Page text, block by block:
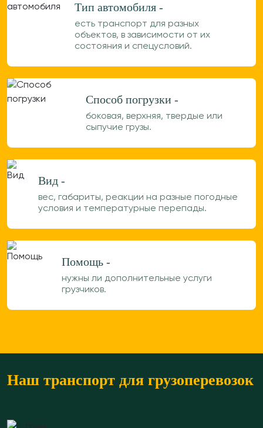
Тип автомобиля -
есть транспорт для разных
объектов, в зависимости от их
состояния и спецусловий.
Способ погрузки -
боковая, верхняя, твердые или
сыпучие грузы.
Вид -
вес, габариты, реакции на разные погодные
условия и температурные перепады.
Помощь -
нужны ли дополнительные услуги
грузчиков.
Наш транспорт для грузоперевозок